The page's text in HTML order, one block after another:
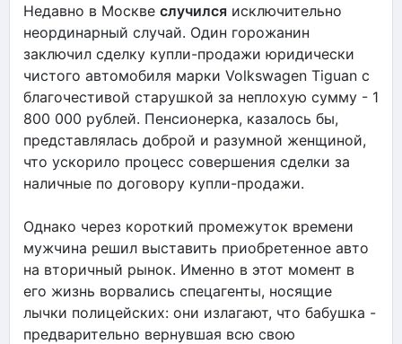
Недавно в Москве случился исключительно
неординарный случай. Один горожанин
заключил сделку купли-продажи юридически
чистого автомобиля марки Volkswagen Tiguan с
благочестивой старушкой за неплохую сумму - 1
800 000 рублей. Пенсионерка, казалось бы,
представлялась доброй и разумной женщиной,
что ускорило процесс совершения сделки за
наличные по договору купли-продажи.
Однако через короткий промежуток времени
мужчина решил выставить приобретенное авто
на вторичный рынок. Именно в этот момент в
его жизнь ворвались спецагенты, носящие
лычки полицейских: они излагают, что бабушка -
предварительно вернувшая всю свою